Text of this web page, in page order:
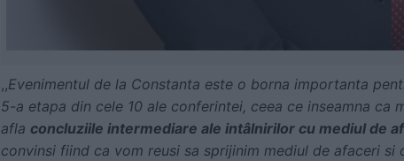
,,Evenimentul de la Constanta este o borna importanta
5-a etapa din cele 10 ale conferintei, ceea ce inseamna
afla concluziile intermediare ale intâlnirilor cu mediul de
convinsi fiind ca vom reusi sa sprijinim mediul de afaceri